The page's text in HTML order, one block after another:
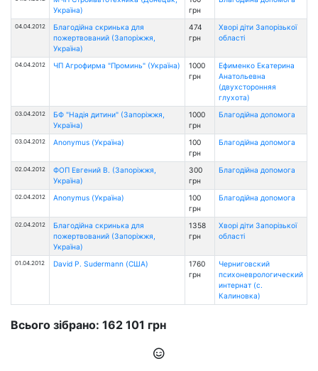
Україна)
грн
04.04.2012
Благодійна скринька для
пожертвований (Запоріжжя,
Україна)
474
грн
Хворі діти Запорізької
області
04.04.2012 ЧП Агрофирма "Проминь" (Україна)
1000
грн
Ефименко Екатерина
Анатольевна
(двухсторонняя
глухота)
03.04.2012
БФ "Надія дитини" (Запоріжжя,
Україна)
1000
грн
Благодійна допомога
03.04.2012 Anonymus (Україна)
100
грн
Благодійна допомога
02.04.2012
ФОП Евгений В. (Запоріжжя,
Україна)
300
грн
Благодійна допомога
02.04.2012 Anonymus (Україна)
100
грн
Благодійна допомога
02.04.2012
Благодійна скринька для
пожертвований (Запоріжжя,
Україна)
1358
грн
Хворі діти Запорізької
області
01.04.2012 David P. Sudermann (США)
1760
грн
Черниговский
психоневрологический
интернат (с.
Калиновка)
Всього зібрано: 162 101 грн